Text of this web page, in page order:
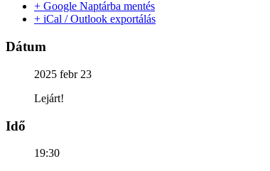
+ Google Naptárba mentés
+ iCal / Outlook exportálás
Dátum
2025 febr 23
Lejárt!
Idő
19:30